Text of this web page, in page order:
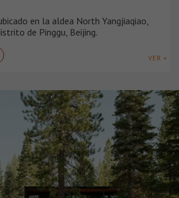
en la aldea North Yangjiaqiao,
de Pinggu, Beijing.
VER +